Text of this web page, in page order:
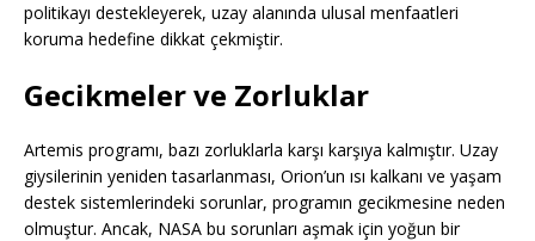
politikayı destekleyerek, uzay alanında ulusal menfaatleri
koruma hedefine dikkat çekmiştir.
Gecikmeler ve Zorluklar
Artemis programı, bazı zorluklarla karşı karşıya kalmıştır. Uzay
giysilerinin yeniden tasarlanması, Orion’un ısı kalkanı ve yaşam
destek sistemlerindeki sorunlar, programın gecikmesine neden
olmuştur. Ancak, NASA bu sorunları aşmak için yoğun bir